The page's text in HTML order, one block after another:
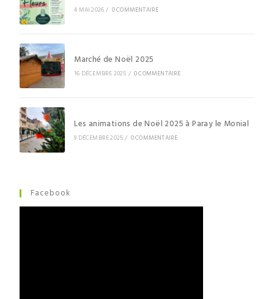
4 MAI 2026 / 0 COMMENTAIRE
Marché de Noël 2025
16 DÉCEMBRE 2025 / 0 COMMENTAIRE
Les animations de Noël 2025 à Paray le Monial
9 DÉCEMBRE 2025 / 0 COMMENTAIRE
Facebook